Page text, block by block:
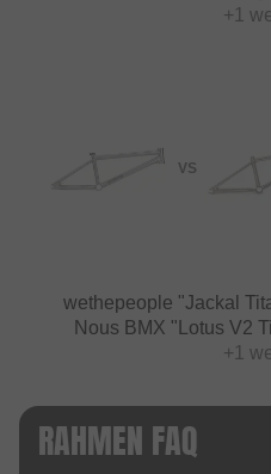
+1
VS
wethepeople "Jackal
Nous BMX "Lotus V2
+1
RAHMEN FAQ